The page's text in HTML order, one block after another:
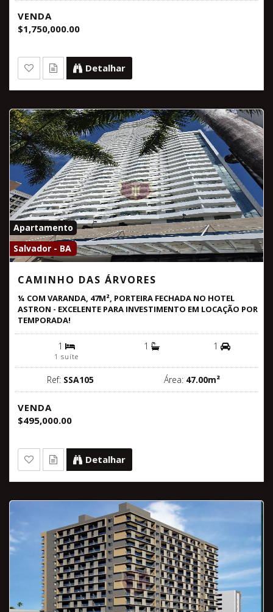
VENDA
$1,750,000.00
Detalhar
Apartamento
Salvador - BA
CAMINHO DAS ÁRVORES
¼ COM VARANDA, 47M², PORTEIRA FECHADA NO HOTEL
ASTRON - EXCELENTE PARA INVESTIMENTO EM LOCAÇÃO POR
TEMPORADA!
1
1 suíte
1 1
Ref: SSA105 Área: 47.00m²
VENDA
$495,000.00
Detalhar